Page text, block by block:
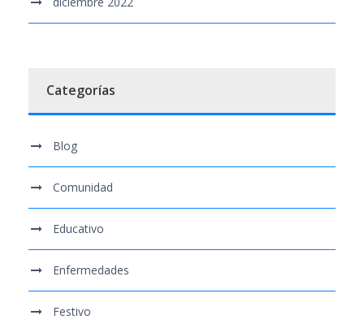
Categorías
Blog
Comunidad
Educativo
Enfermedades
Festivo